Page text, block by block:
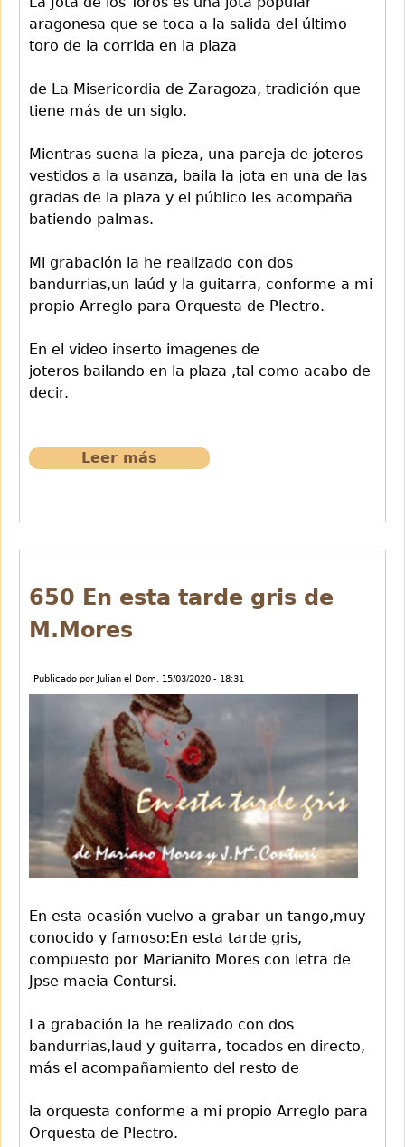
aragonesa que se toca a la salida del último
toro de la corrida en la plaza
de La Misericordia de Zaragoza, tradición que
tiene más de un siglo.
Mientras suena la pieza, una pareja de joteros
vestidos a la usanza, baila la jota en una de las
gradas de la plaza y el público les acompaña
batiendo palmas.
Mi grabación la he realizado con dos
bandurrias,un laúd y la guitarra, conforme a mi
propio Arreglo para Orquesta de Plectro.
En el video inserto imagenes de
joteros bailando en la plaza ,tal como acabo de
decir.
Leer más
de
.Popular
650 En esta tarde gris de
M.Mores
Publicado por Julian el Dom, 15/03/2020 - 18:31
En esta ocasión vuelvo a grabar un tango,muy
conocido y famoso:En esta tarde gris,
compuesto por Marianito Mores con letra de
Jpse maeia Contursi.
La grabación la he realizado con dos
bandurrias,laud y guitarra, tocados en directo,
más el acompañamiento del resto de
la orquesta conforme a mi propio Arreglo para
Orquesta de Plectro.